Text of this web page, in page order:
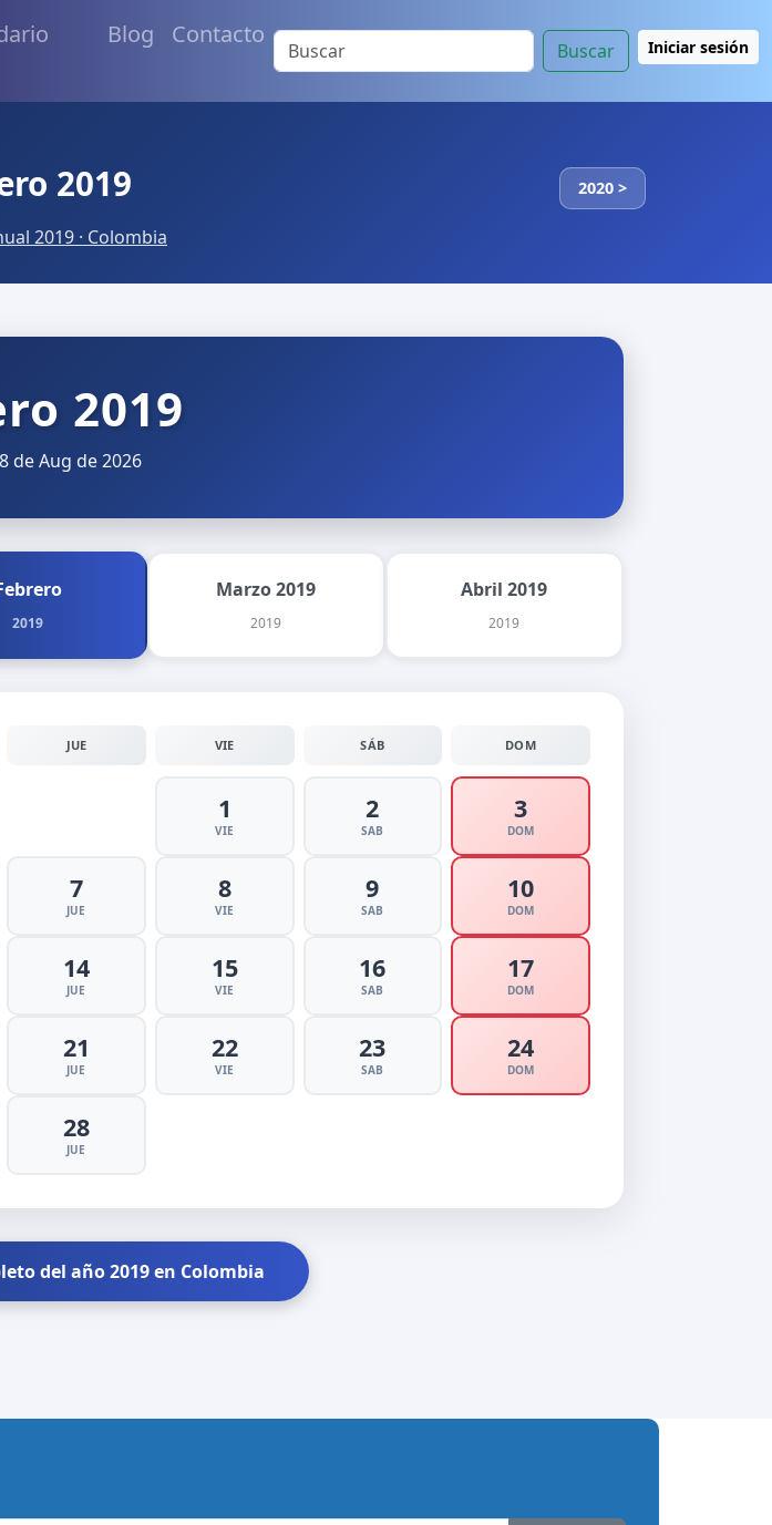
Blog Contacto
Buscar Iniciar sesión
2019 2020 >
2019 · Colombia
2019
de Aug de 2026
2019
Marzo 2019
2019
Abril 2019
2019
JUE VIE SÁB DOM
1
VIE
2
SAB
3
DOM
7
JUE
8
VIE
9
SAB
10
DOM
14
JUE
15
VIE
16
SAB
17
DOM
21
JUE
22
VIE
23
SAB
24
DOM
28
JUE
del año 2019 en Colombia